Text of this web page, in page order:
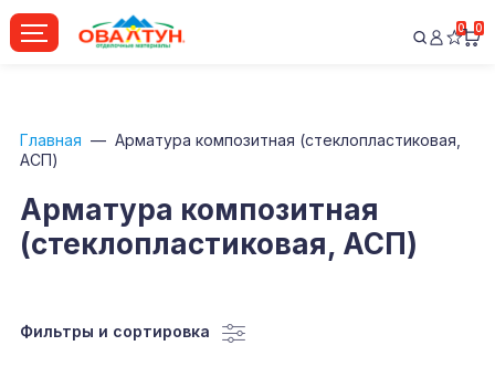
0 0
Главная
Арматура композитная (стеклопластиковая,
АСП)
Арматура композитная
(стеклопластиковая, АСП)
Фильтры и сортировка